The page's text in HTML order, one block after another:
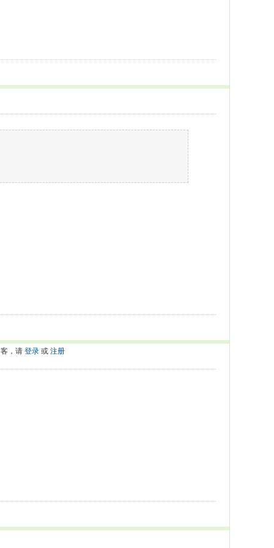
，请 登录或 注册